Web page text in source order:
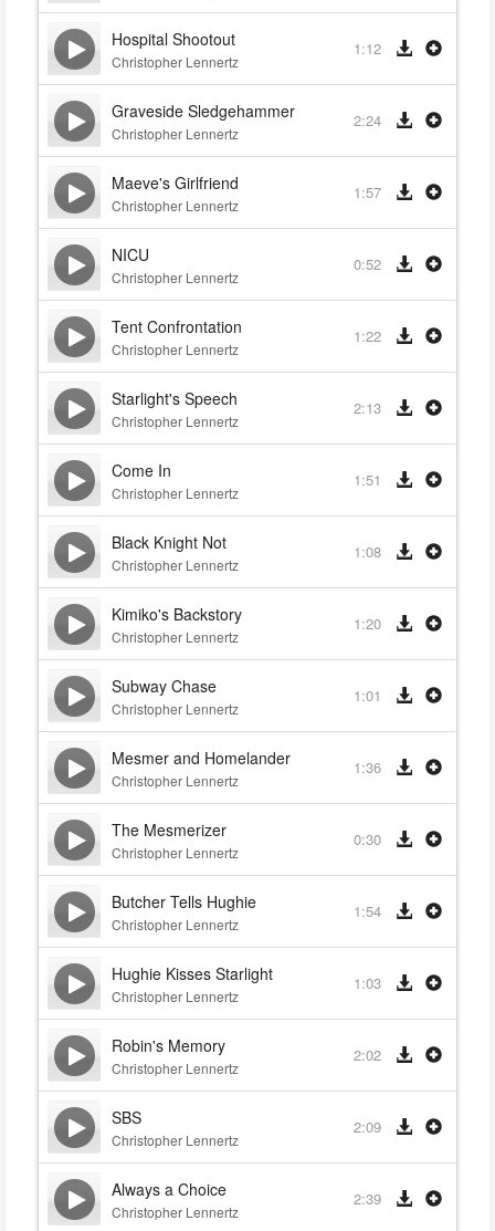
Hospital Shootout
Christopher Lennertz
1:12
Graveside Sledgehammer
Christopher Lennertz
2:24
Maeve's Girlfriend
Christopher Lennertz
1:57
NICU
Christopher Lennertz
0:52
Tent Confrontation
Christopher Lennertz
1:22
Starlight's Speech
Christopher Lennertz
2:13
Come In
Christopher Lennertz
1:51
Black Knight Not
Christopher Lennertz
1:08
Kimiko's Backstory
Christopher Lennertz
1:20
Subway Chase
Christopher Lennertz
1:01
Mesmer and Homelander
Christopher Lennertz
1:36
The Mesmerizer
Christopher Lennertz
0:30
Butcher Tells Hughie
Christopher Lennertz
1:54
Hughie Kisses Starlight
Christopher Lennertz
1:03
Robin's Memory
Christopher Lennertz
2:02
SBS
Christopher Lennertz
2:09
Always a Choice
Christopher Lennertz
2:39